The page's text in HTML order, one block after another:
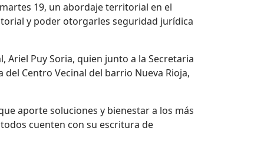
19, un abordaje territorial en el
y poder otorgarles seguridad jurídica
Ariel Puy Soria, quien junto a la Secretaria
Centro Vecinal del barrio Nueva Rioja,
aporte soluciones y bienestar a los más
cuenten con su escritura de